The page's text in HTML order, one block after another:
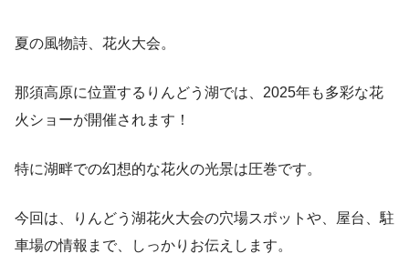
夏の風物詩、花火大会。
那須高原に位置するりんどう湖では、2025年も多彩な花
火ショーが開催されます！
特に湖畔での幻想的な花火の光景は圧巻です。
今回は、りんどう湖花火大会の穴場スポットや、屋台、駐
車場の情報まで、しっかりお伝えします。